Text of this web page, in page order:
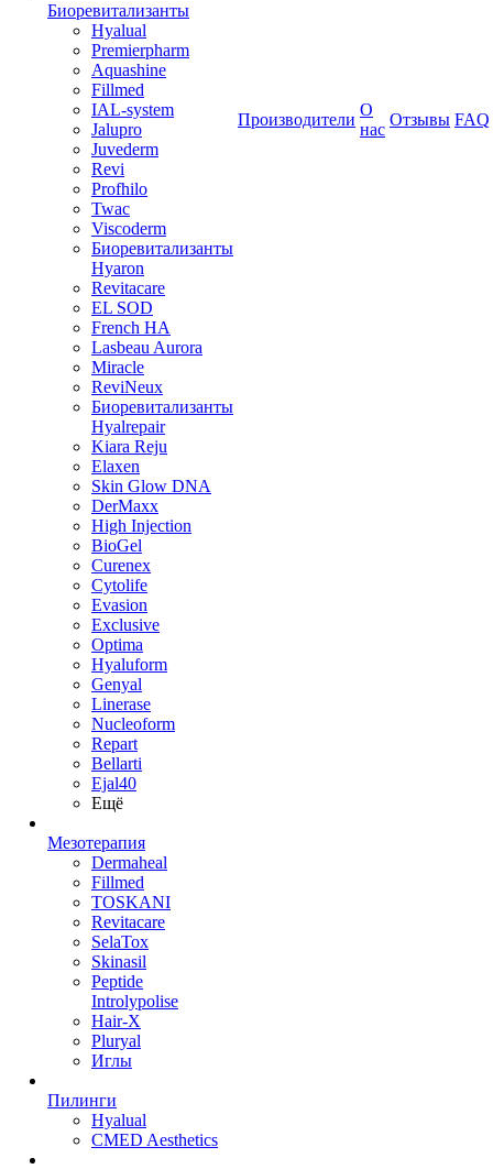
Биоревитализанты
Hyalual
Premierpharm
Aquashine
Fillmed
IAL-system
Jalupro
Juvederm
Revi
Profhilo
Twac
Viscoderm
Биоревитализанты
Hyaron
Revitacare
EL SOD
French HA
Lasbeau Aurora
Miracle
ReviNeux
Биоревитализанты
Hyalrepair
Kiara Reju
Elaxen
Skin Glow DNA
DerMaxx
High Injection
BioGel
Curenex
Cytolife
Evasion
Exclusive
Optima
Hyaluform
Genyal
Linerase
Nucleoform
Repart
Bellarti
Ejal40
Ещё
Мезотерапия
Dermaheal
Fillmed
TOSKANI
Revitacare
SelaTox
Skinasil
Peptide
Introlypolise
Hair-X
Pluryal
Иглы
Пилинги
Hyalual
CMED Aesthetics
Производители
О
нас
Отзывы FAQ